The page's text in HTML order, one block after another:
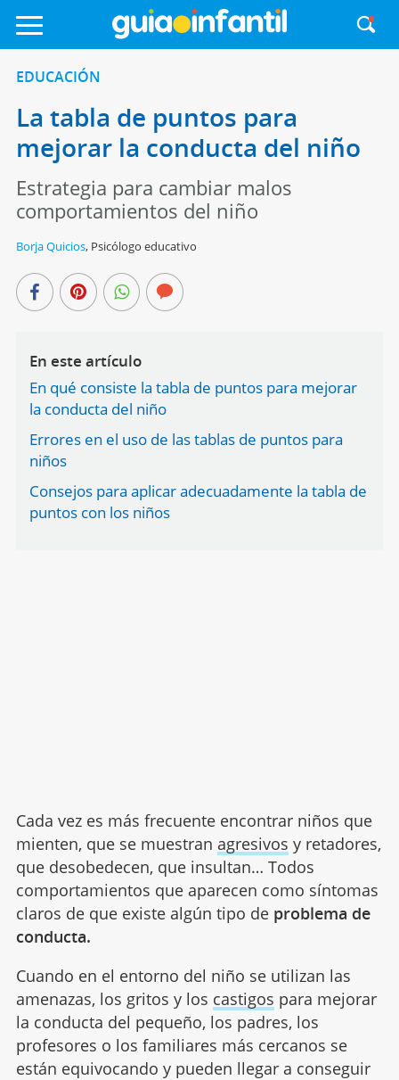
EDUCACIÓN
La tabla de puntos para
mejorar la conducta del niño
Estrategia para cambiar malos
comportamientos del niño
Borja Quicios, Psicólogo educativo
En este artículo
En qué consiste la tabla de puntos para mejorar
la conducta del niño
Errores en el uso de las tablas de puntos para
niños
Consejos para aplicar adecuadamente la tabla de
puntos con los niños
Cada vez es más frecuente encontrar niños que
mienten, que se muestran agresivos y retadores,
que desobedecen, que insultan… Todos
comportamientos que aparecen como síntomas
claros de que existe algún tipo de problema de
conducta.
Cuando en el entorno del niño se utilizan las
amenazas, los gritos y los castigos para mejorar
la conducta del pequeño, los padres, los
profesores o los familiares más cercanos se
están equivocando y pueden llegar a conseguir